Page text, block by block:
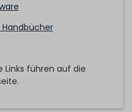
Links führen auf die